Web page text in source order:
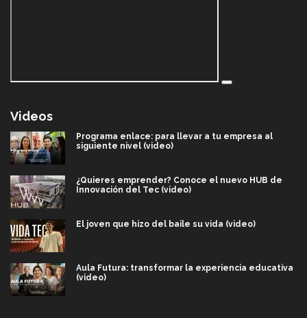
Videos
Programa enlace: para llevar a tu empresa al
siguiente nivel (video)
¿Quieres emprender? Conoce el nuevo HUB de
Innovación del Tec (video)
El joven que hizo del baile su vida (video)
Aula Futura: transformar la experiencia educativa
(video)